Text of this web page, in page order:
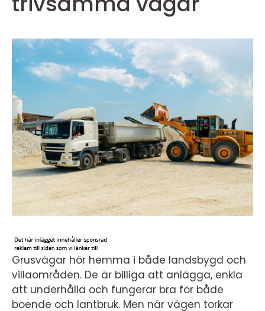
Grusvägar hör hemma i både landsbygd och
villaområden. De är billiga att anlägga, enkla
att underhålla och fungerar bra för både
boende och lantbruk. Men när vägen torkar